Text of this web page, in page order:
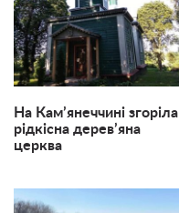
На Кам’янеччині згоріла
рідкісна дерев’яна
церква